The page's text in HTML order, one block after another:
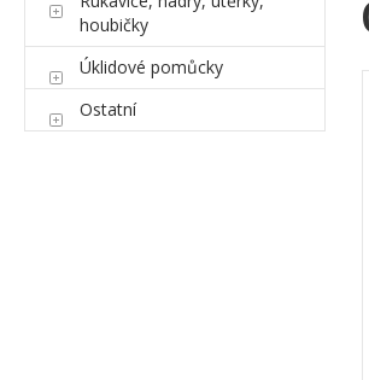
houbičky
Úklidové pomůcky
Ostatní